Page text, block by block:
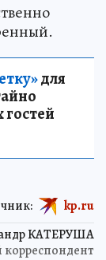
для
КАТЕРУША
kp.ru